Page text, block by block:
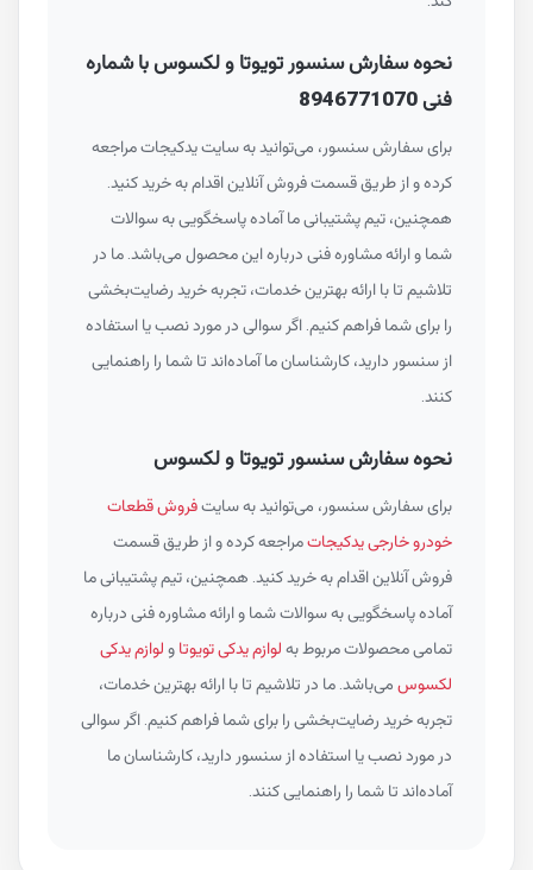
نحوه سفارش سنسور تویوتا و لکسوس با شماره
فنی 8946771070
برای سفارش سنسور، می‌توانید به سایت یدکیجات مراجعه
کرده و از طریق قسمت فروش آنلاین اقدام به خرید کنید.
همچنین، تیم پشتیبانی ما آماده پاسخگویی به سوالات
شما و ارائه مشاوره فنی درباره این محصول می‌باشد. ما در
تلاشیم تا با ارائه بهترین خدمات، تجربه خرید رضایت‌بخشی
را برای شما فراهم کنیم. اگر سوالی در مورد نصب یا استفاده
از سنسور دارید، کارشناسان ما آماده‌اند تا شما را راهنمایی
کنند.
نحوه سفارش سنسور تویوتا و لکسوس
برای سفارش سنسور، می‌توانید به سایتفروش قطعات
خودرو خارجی یدکیجاتمراجعه کرده و از طریق قسمت
فروش آنلاین اقدام به خرید کنید. همچنین، تیم پشتیبانی ما
آماده پاسخگویی به سوالات شما و ارائه مشاوره فنی درباره
تمامی محصولات مربوط بهلوازم یدکی تویوتاولوازم یدکی
لکسوسمی‌باشد. ما در تلاشیم تا با ارائه بهترین خدمات،
تجربه خرید رضایت‌بخشی را برای شما فراهم کنیم. اگر سوالی
در مورد نصب یا استفاده از سنسور دارید، کارشناسان ما
آماده‌اند تا شما را راهنمایی کنند.